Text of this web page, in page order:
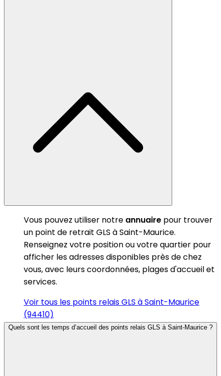
Vous pouvez utiliser notre annuaire pour trouver
un point de retrait GLS à Saint-Maurice.
Renseignez votre position ou votre quartier pour
afficher les adresses disponibles près de chez
vous, avec leurs coordonnées, plages d'accueil et
services.
Voir tous les points relais GLS à Saint-Maurice
(94410)
Quels sont les temps d’accueil des points relais GLS à Saint-Maurice ?